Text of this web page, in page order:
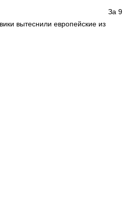
За 9
вытеснили европейские из